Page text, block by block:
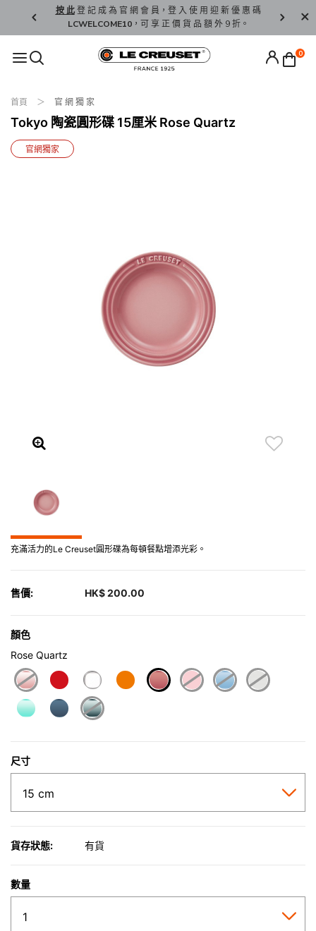
按 此登 記 成 為 官 網 會 員，登 入 使 用 迎 新 優 惠 碼
LCWELCOME10，可 享 正 價 貨 品 額 外 9 折。
香 港 / 澳
0
首頁 官 網 獨 家
Tokyo 陶瓷圓形碟 15厘米 Rose Quartz
官網獨家
充滿活力的Le Creuset圓形碟為每頓餐點增添光彩。
售價: HK$ 200.00
顏色
Rose Quartz
尺寸
貨存狀態: 有貨
數量